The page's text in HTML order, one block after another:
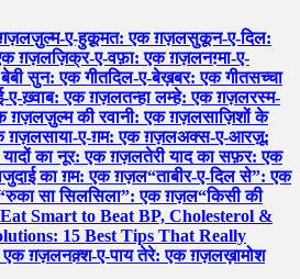
ज़ुल्म-ए-हुक़ूमत: एक ग़ज़लसुकून-ए-दिल:
ग़ज़लज़िक्र-ए-वफ़ा: एक ग़ज़लनग़्मा-ए-
बेबी सुन: एक गीतदिल-ए-बेख़बर: एक गीतसच्चा
ए-ख़्वाब: एक ग़ज़लतन्हा लम्हे: एक ग़ज़लरस्म-
ग़ज़लज़ुल्म की रवानी: एक ग़ज़लसाज़िशों के
ग़ज़लसाया-ए-ग़म: एक ग़ज़लअक्स-ए-आरज़ू:
यादों का नूर: एक ग़ज़लतेरी याद का सफ़र: एक
जुदाई का ग़म: एक ग़ज़ल“ताबीर-ए-दिल से”: एक
सा सिलसिला”: एक ग़ज़ल“किसी की
Smart to Beat BP, Cholesterol &
15 Best Tips That Really
एक ग़ज़लनक़्श-ए-पाय तेरे: एक ग़ज़लख़ामोश